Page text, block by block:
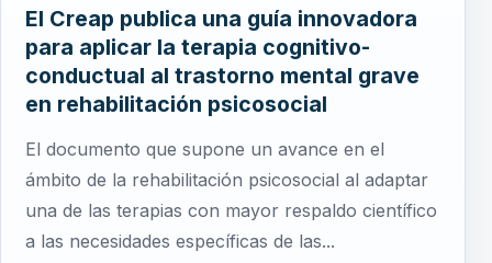
El Creap publica una guía innovadora
para aplicar la terapia cognitivo-
conductual al trastorno mental grave
en rehabilitación psicosocial
El documento que supone un avance en el
ámbito de la rehabilitación psicosocial al adaptar
una de las terapias con mayor respaldo científico
a las necesidades específicas de las...